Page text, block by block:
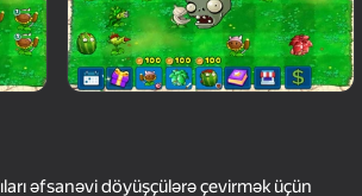
əfsanəvi döyüşçülərə çevirmək üçün